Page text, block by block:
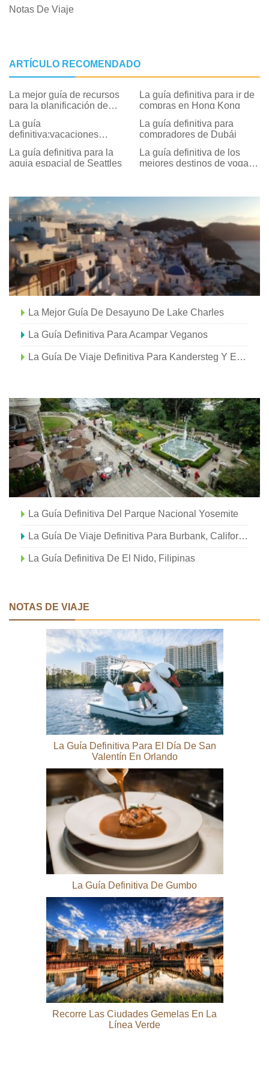
Notas De Viaje
ARTÍCULO RECOMENDADO
La mejor guía de recursos
para la planificación de
La guía definitiva para ir de
compras en Hong Kong
La guía
definitiva:vacaciones
Anaheim
La guía definitiva para
compradores de Dubái
La guía definitiva para la
aguja espacial de Seattles
La guía definitiva de los
mejores destinos de yoga
La Mejor Guía De Desayuno De Lake Charles
La Guía Definitiva Para Acampar Veganos
La Guía De Viaje Definitiva Para Kandersteg Y El Lago Oeschinensee
La Guía Definitiva Del Parque Nacional Yosemite
La Guía De Viaje Definitiva Para Burbank, California
La Guía Definitiva De El Nido, Filipinas
NOTAS DE VIAJE
La Guía Definitiva Para El Día De San
Valentín En Orlando
La Guía Definitiva De Gumbo
Recorre Las Ciudades Gemelas En La
Línea Verde